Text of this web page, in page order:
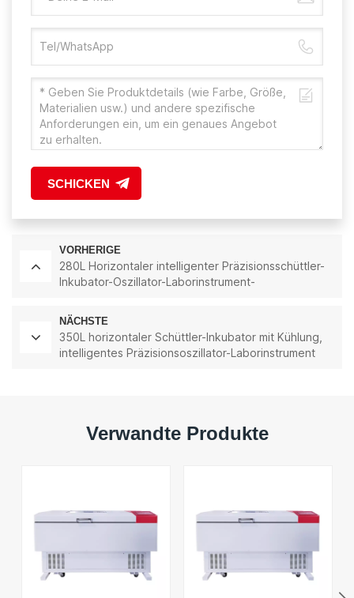
SCHICKEN
VORHERIGE
280L Horizontaler intelligenter Präzisionsschüttler-
Inkubator-Oszillator-Laborinstrument-
NÄCHSTE
350L horizontaler Schüttler-Inkubator mit Kühlung,
intelligentes Präzisionsoszillator-Laborinstrument
Verwandte Produkte